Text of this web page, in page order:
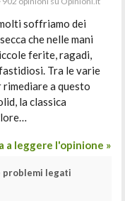
soffriamo dei
che nelle mani
ferite, ragadi,
Tra le varie
a questo
la classica
a leggere l'opinione »
problemi legati